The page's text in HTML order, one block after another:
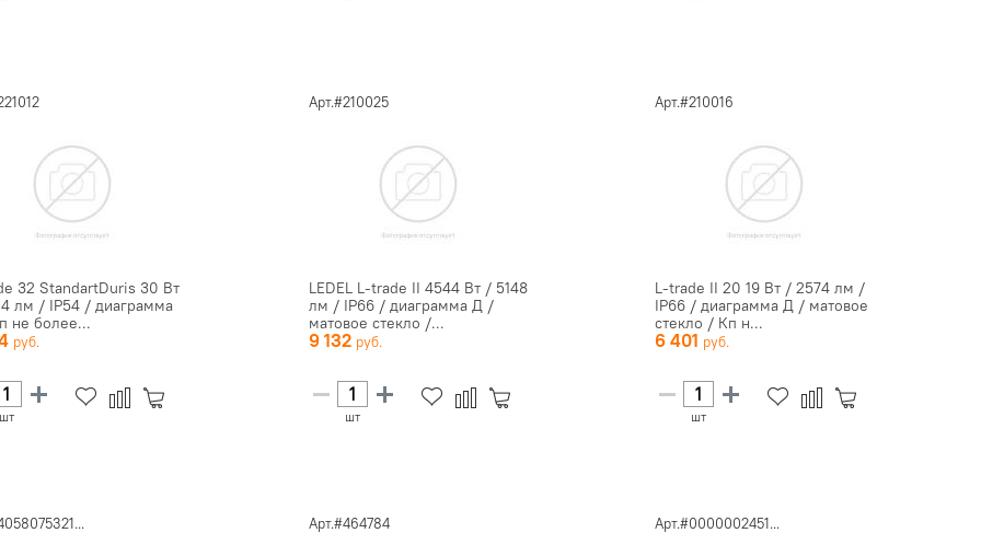
32 StandartDuris 30 Вт
лм / IP54 / диаграмма
не более...
шт
Арт.#210025
LEDEL L-trade II 4544 Вт / 5148
лм / IP66 / диаграмма Д /
матовое стекло /...
9 132
шт
Арт.#210016
L-trade II 20 19 Вт / 2574 лм /
IP66 / диаграмма Д / матовое
стекло / Кп н...
6 401
шт
Арт.#464784 Арт.#0000002451...